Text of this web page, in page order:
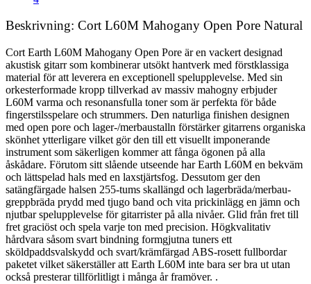
Beskrivning: Cort L60M Mahogany Open Pore Natural
Cort Earth L60M Mahogany Open Pore är en vackert designad
akustisk gitarr som kombinerar utsökt hantverk med förstklassiga
material för att leverera en exceptionell spelupplevelse. Med sin
orkesterformade kropp tillverkad av massiv mahogny erbjuder
L60M varma och resonansfulla toner som är perfekta för både
fingerstilsspelare och strummers. Den naturliga finishen designen
med open pore och lager-/merbaustalln förstärker gitarrens organiska
skönhet ytterligare vilket gör den till ett visuellt imponerande
instrument som säkerligen kommer att fånga ögonen på alla
åskådare. Förutom sitt slående utseende har Earth L60M en bekväm
och lättspelad hals med en laxstjärtsfog. Dessutom ger den
satängfärgade halsen 255-tums skallängd och lagerbräda/merbau-
greppbräda prydd med tjugo band och vita prickinlägg en jämn och
njutbar spelupplevelse för gitarrister på alla nivåer. Glid från fret till
fret graciöst och spela varje ton med precision. Högkvalitativ
hårdvara såsom svart bindning formgjutna tuners ett
sköldpaddsvalskydd och svart/krämfärgad ABS-rosett fullbordar
paketet vilket säkerställer att Earth L60M inte bara ser bra ut utan
också presterar tillförlitligt i många år framöver. .